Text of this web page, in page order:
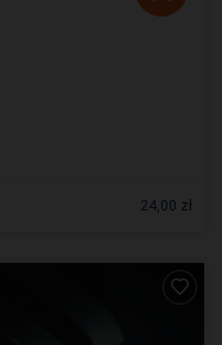
24,00 zł